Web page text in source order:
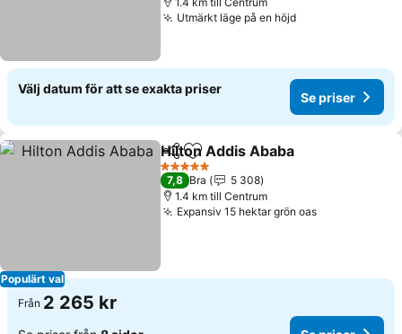
Utmärkt läge på en höjd
Välj datum för att se exakta priser
Se priser
Populärt val
Dela Lägg till i Mina Favoriter
Hilton Addis Ababa
5 Stjärnor
7,8 Bra
5 308
1.4 km till Centrum
Expansiv 15 hektar grön oas
Från 2 265 kr